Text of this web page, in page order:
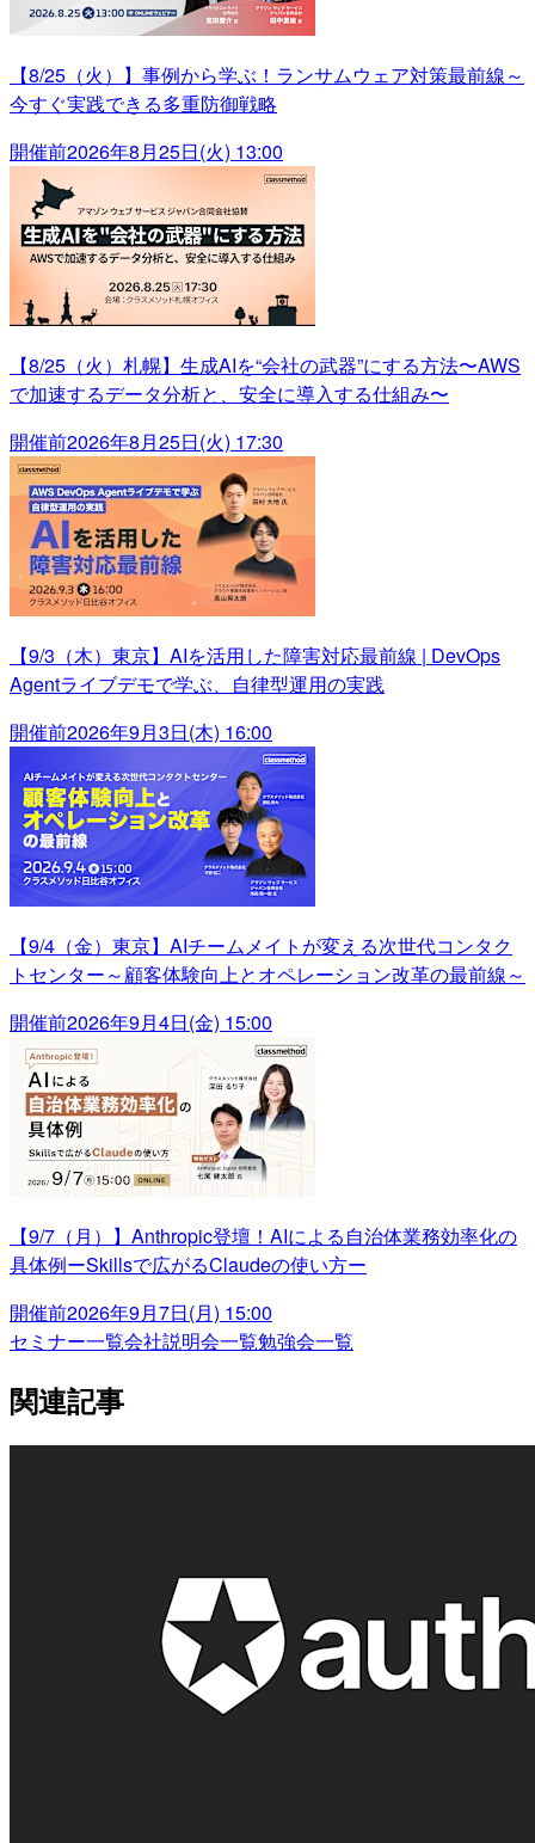
【8/25（火）】事例から学ぶ！ランサムウェア対策最前線～
今すぐ実践できる多重防御戦略
開催前2026年8月25日(火) 13:00
【8/25（火）札幌】生成AIを“会社の武器”にする方法〜AWS
で加速するデータ分析と、安全に導入する仕組み〜
開催前2026年8月25日(火) 17:30
【9/3（木）東京】AIを活用した障害対応最前線 | DevOps
Agentライブデモで学ぶ、自律型運用の実践
開催前2026年9月3日(木) 16:00
【9/4（金）東京】AIチームメイトが変える次世代コンタク
トセンター～顧客体験向上とオペレーション改革の最前線～
開催前2026年9月4日(金) 15:00
【9/7（月）】Anthropic登壇！AIによる自治体業務効率化の
具体例ーSkillsで広がるClaudeの使い方ー
開催前2026年9月7日(月) 15:00
セミナー一覧会社説明会一覧勉強会一覧
関連記事